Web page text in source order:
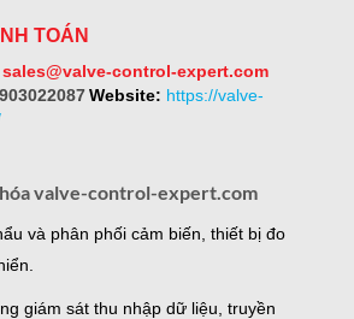
TOÁN
sales@valve-control-expert.com
Website: https://valve-
valve-control-expert.com
và phân phối cảm biến, thiết bị đo
giám sát thu nhập dữ liệu, truyền